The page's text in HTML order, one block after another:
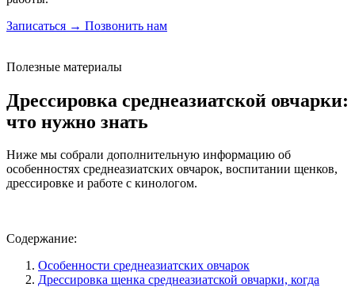
Записаться → Позвонить нам
Полезные материалы
Дрессировка среднеазиатской овчарки:
что нужно знать
Ниже мы собрали дополнительную информацию об
особенностях среднеазиатских овчарок, воспитании щенков,
дрессировке и работе с кинологом.
Содержание:
Особенности среднеазиатских овчарок
Дрессировка щенка среднеазиатской овчарки, когда